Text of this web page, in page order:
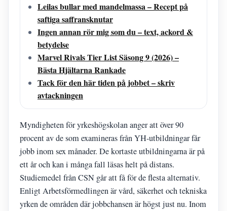
Leilas bullar med mandelmassa – Recept på
saftiga saffransknutar
Ingen annan rör mig som du – text, ackord &
betydelse
Marvel Rivals Tier List Säsong 9 (2026) –
Bästa Hjältarna Rankade
Tack för den här tiden på jobbet – skriv
avtackningen
Myndigheten för yrkeshögskolan anger att över 90
procent av de som examineras från YH-utbildningar får
jobb inom sex månader. De kortaste utbildningarna är på
ett år och kan i många fall läsas helt på distans.
Studiemedel från CSN går att få för de flesta alternativ.
Enligt Arbetsförmedlingen är vård, säkerhet och tekniska
yrken de områden där jobbchansen är högst just nu. Inom